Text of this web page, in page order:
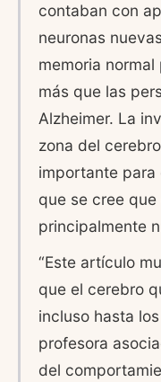
contaban con
neuronas
memoria
más que las
Alzheimer. La
zona del
importante para
que se cree
principalmente
“Este artículo
que el cerebro
incluso hasta
profesora
del